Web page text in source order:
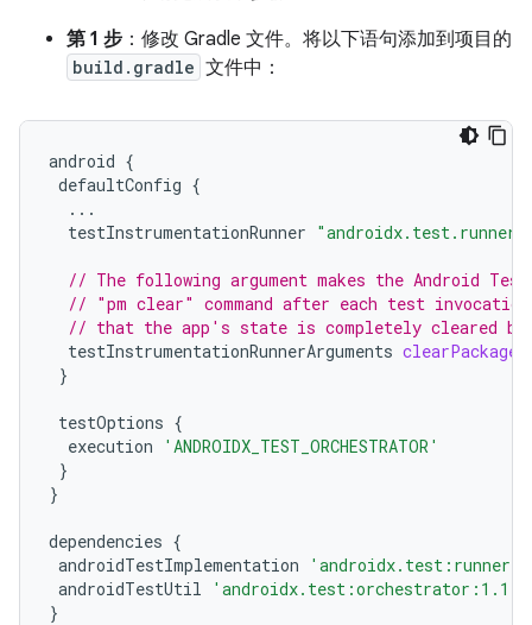
第 1 步 ：修改 Gradle 文件。将以下语句添加到项目的
build.gradle 文件中：
android {
defaultConfig {
...
testInstrumentationRunner
// The following argument makes the Android
// "pm clear" command after each test invocation.
// that the app's state is completely cleared
testInstrumentationRunnerArguments
}
testOptions {
execution
'ANDROIDX_TEST_ORCHESTRATOR'
}
}
dependencies {
androidTestImplementation
androidTestUtil
}